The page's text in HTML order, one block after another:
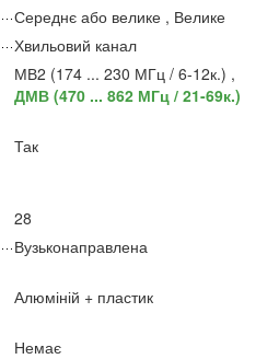
Середнє або велике , Велике
Хвильовий канал
МВ2 (174 ... 230 МГц / 6-12к.) ,
ДМВ (470 ... 862 МГц / 21-69к.)
Так
28
Вузьконаправлена
Алюміній + пластик
Немає